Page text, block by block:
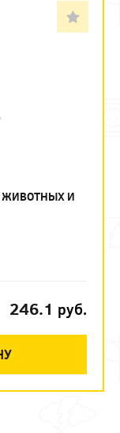
ЖИВОТНЫХ И
246.1 руб.